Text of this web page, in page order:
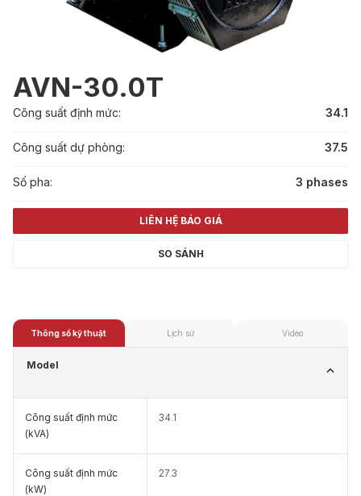
AVN-30.0T
Công suất định mức: 34.1
Công suất dự phòng: 37.5
Số pha: 3 phases
LIÊN HỆ BÁO GIÁ
SO SÁNH
Thông số kỹ thuật Lịch sử Video
Model
Công suất định mức
(kVA)
34.1
Công suất định mức
(kW)
27.3